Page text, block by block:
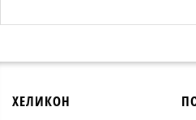
ХЕЛИКОН